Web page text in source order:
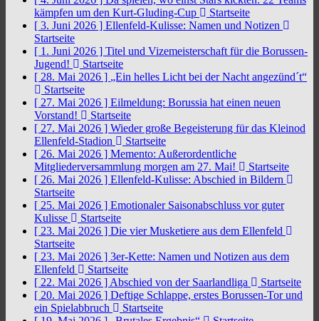
kämpfen um den Kurt-Gluding-Cup
Startseite
[ 3. Juni 2026 ] Ellenfeld-Kulisse: Namen und Notizen
Startseite
[ 1. Juni 2026 ] Titel und Vizemeisterschaft für die Borussen-
Jugend!
Startseite
[ 28. Mai 2026 ] „Ein helles Licht bei der Nacht angezünd´t“
Startseite
[ 27. Mai 2026 ] Eilmeldung: Borussia hat einen neuen
Vorstand!
Startseite
[ 27. Mai 2026 ] Wieder große Begeisterung für das Kleinod
Ellenfeld-Stadion
Startseite
[ 26. Mai 2026 ] Memento: Außerordentliche
Mitgliederversammlung morgen am 27. Mai!
Startseite
[ 26. Mai 2026 ] Ellenfeld-Kulisse: Abschied in Bildern
Startseite
[ 25. Mai 2026 ] Emotionaler Saisonabschluss vor guter
Kulisse
Startseite
[ 23. Mai 2026 ] Die vier Musketiere aus dem Ellenfeld
Startseite
[ 23. Mai 2026 ] 3er-Kette: Namen und Notizen aus dem
Ellenfeld
Startseite
[ 22. Mai 2026 ] Abschied von der Saarlandliga
Startseite
[ 20. Mai 2026 ] Deftige Schlappe, erstes Borussen-Tor und
ein Spielabbruch
Startseite